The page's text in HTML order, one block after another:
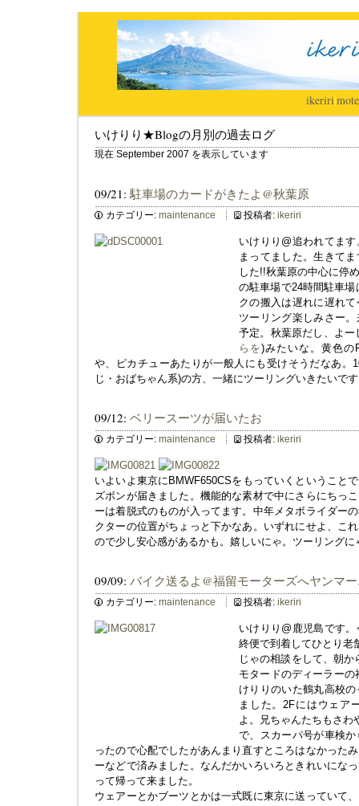
ikeriri|
いけりり★Blogの月別の過去ログ
現在 September 2007 を表示しています
09/21:駐車場のカードがきたよ@秋葉原
カテゴリー: maintenance 投稿者: ikeriri
いけりり@追われてま
まってました。生きて
した!!秋葉原の中心に停
の駐車場で24時間駐車
クの搬入は遅れに遅れ
ツーリング楽しみさー
予定。秋葉原だし、よ
らを)みたいな。黄色の
や、ピカチューあたりが一般人にも受けそうだなあ。
じ・おばちゃん系)の方、一緒にツーリングいきたいで
09/12: ベリースーツが届いたお
カテゴリー: maintenance 投稿者: ikeriri
いよいよ東京にBMWF650CSをもっていくということ
ズボンが届きました。機能的な素材で中にさらにちっ
ーは着脱式のものが入ってます。中年メタボライダー
クターの位置がちょっと下かなあ。いずれにせよ、こ
ので少し安心感があるかも。嬉しいにゃ。ツーリングに
09/09: バイク送るよ@福留モーターズへヤンマ
カテゴリー: maintenance 投稿者: ikeriri
いけりり@鹿児島です
終便で到着してひとり老
じゃの相談をして、朝
モタードのディーラー
けりりのいた鶴丸高校
ました。2Fにはウェア
よ。兄ちゃんたちもさわ
で、スカーパ号が車検
ったので心配でしたがあんまり直すところはなかった
ーなどで済みました。なんだかいろいろときれいにな
って帰って来ました。
ウェアーとかブーツとかは一式既に東京に送っていて